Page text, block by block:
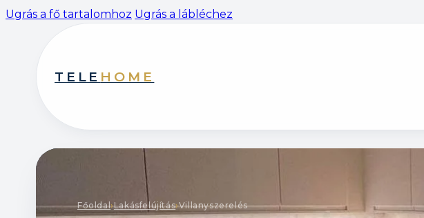
Ugrás a fő tartalomhoz Ugrás a lábléchez
TELE HOME
Főoldal›Lakásfelújítás›Villanyszerelés